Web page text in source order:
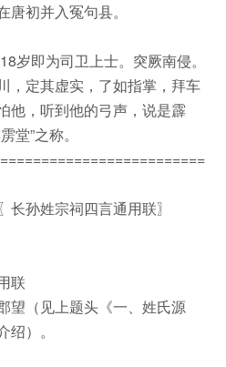
初并入冤句县。
岁即为司卫上士。突厥南侵。
，定其虚实，了如指掌，拜车
他，听到他的弓声，说是霹
堂”之称。
长孙姓宗祠四言通用联〗
联
望（见上题头《一、姓氏源
）。